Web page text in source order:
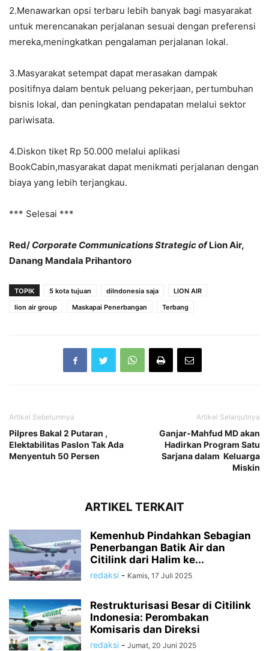
2.Menawarkan opsi terbaru lebih banyak bagi masyarakat
untuk merencanakan perjalanan sesuai dengan preferensi
mereka,meningkatkan pengalaman perjalanan lokal.
3.Masyarakat setempat dapat merasakan dampak
positifnya dalam bentuk peluang pekerjaan, pertumbuhan
bisnis lokal, dan peningkatan pendapatan melalui sektor
pariwisata.
4.Diskon tiket Rp 50.000 melalui aplikasi
BookCabin,masyarakat dapat menikmati perjalanan dengan
biaya yang lebih terjangkau.
*** Selesai ***
Red/ Corporate Communications Strategic ofLion Air,
Danang Mandala Prihantoro
TOPIK 5 kota tujuan diIndonesia saja
LION AIR
lion air group
Maskapai Penerbangan Terbang
Artikel Sebelumnya
Pilpres Bakal 2 Putaran ,
Elektabilitas Paslon Tak Ada
Menyentuh 50 Persen
Artikel Selanjutnya
Ganjar-Mahfud MD akan
Hadirkan Program Satu
Sarjana dalam Keluarga
Miskin
ARTIKEL TERKAIT
Kemenhub Pindahkan Sebagian
Penerbangan Batik Air dan
Citilink dari Halim ke...
redaksi - Kamis, 17 Juli 2025
Restrukturisasi Besar di Citilink
Indonesia: Perombakan
Komisaris dan Direksi
redaksi - Jumat, 20 Juni 2025